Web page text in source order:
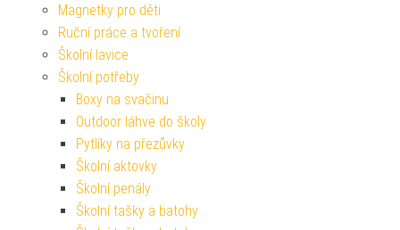
Magnetky pro děti
Ruční práce a tvoření
Školní lavice
Školní potřeby
Boxy na svačinu
Outdoor láhve do školy
Pytlíky na přezůvky
Školní aktovky
Školní penály
Školní tašky a batohy